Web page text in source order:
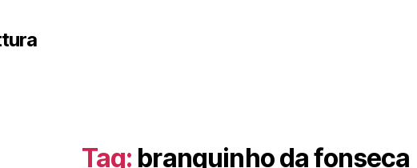
Tag: branquinho da fonseca